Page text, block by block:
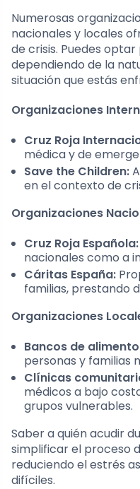
Numerosas
nacionales y locales
de crisis. Puedes
dependiendo de la
situación que estás
Organizaciones
Cruz Roja
médica y de
Save the Children:
en el contexto de
Organizaciones
Cruz Roja Española:
nacionales como a
Cáritas España:
familias, prestando
Organizaciones
Bancos de
personas y familias
Clínicas
médicos a bajo
grupos vulnerables.
Saber a quién acudir
simplificar el proceso
reduciendo el estrés
difíciles.